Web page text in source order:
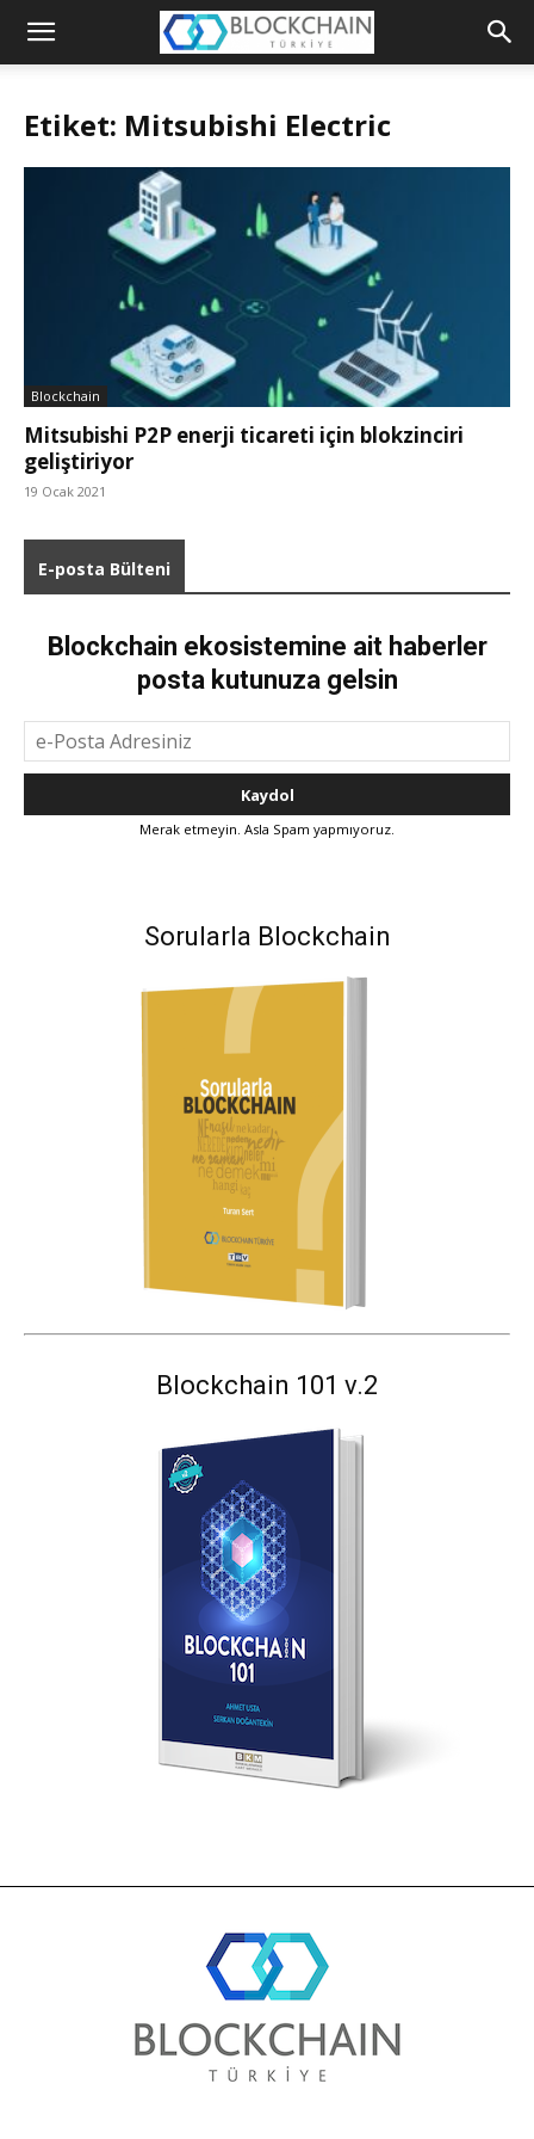
Blockchain
Etiket: Mitsubishi Electric
Blockchain
Mitsubishi P2P enerji ticareti için blokzinciri
geliştiriyor
19 Ocak 2021
E-posta Bülteni
Blockchain ekosistemine ait haberler
posta kutunuza gelsin
Merak etmeyin. Asla Spam yapmıyoruz.
Sorularla Blockchain
Blockchain 101 v.2